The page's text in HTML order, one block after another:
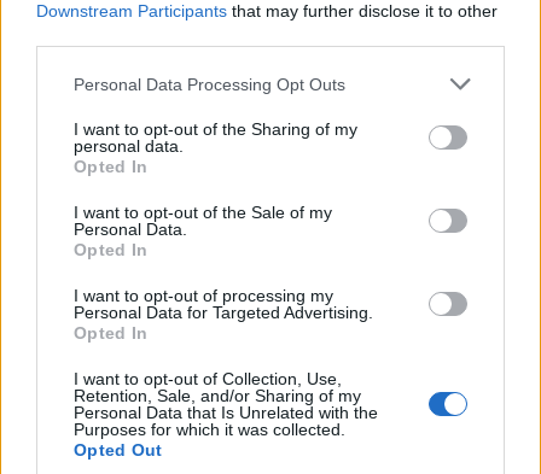
Downstream Participants that may further disclose it to other
Please note that this website/app uses one or more Google
not limited to your visit or usage behaviour. You may click to
grant or deny consent to Google and its third-party tags to
use your data for below specified purposes in below Google
consent section.
Personal Data Processing Opt Outs
I want to opt-out of the Sharing of my
personal data.
Opted In
I want to opt-out of the Sale of my
Personal Data.
Opted In
I want to opt-out of processing my
Personal Data for Targeted Advertising.
Opted In
I want to opt-out of Collection, Use,
Retention, Sale, and/or Sharing of my
Personal Data that Is Unrelated with the
Purposes for which it was collected.
Opted Out
ΑΣΕΠ: Πιστοποίηση Αγγλικών σε
μόνο 2 ημέρες στα χέρια σας
ΑΣΕΠ: Εξ αποστάσεως η πιο Εύκολη
Πιστοποίηση Υπολογιστών σε 2
μέρες
Μάθε πρώτος όλες τις σημαντικές